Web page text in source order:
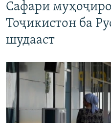
Сафари
Тоҷикистон ба
шудааст